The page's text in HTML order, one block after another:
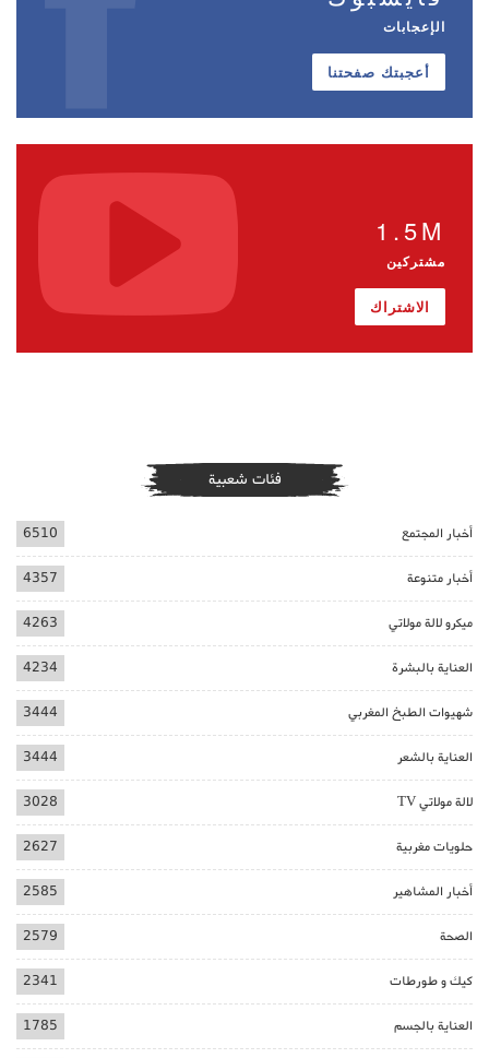
الإعجابات
أعجبتك صفحتنا
1.5M
مشتركين
الاشتراك
فئات شعبية
أخبار المجتمع 6510
أخبار متنوعة 4357
ميكرو لالة مولاتي 4263
العناية بالبشرة 4234
شهيوات الطبخ المغربي 3444
العناية بالشعر 3444
لالة مولاتي TV 3028
حلويات مغربية 2627
أخبار المشاهير 2585
الصحة 2579
كيك و طورطات 2341
العناية بالجسم 1785